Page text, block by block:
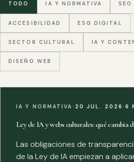
TODO IA Y NORMATIVA SEO
ACCESIBILIDAD ESG DIGITAL
SECTOR CULTURAL IA Y
DISEÑO WEB
IA Y NORMATIVA · 20 JUL. 2026·6
Ley de IA y webs culturales: qué cambia
Las obligaciones de
de la Ley de IA empiezan a